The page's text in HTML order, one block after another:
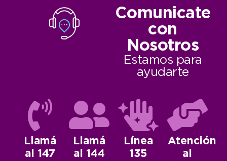
Comunicate
con
Nosotros
Estamos para
ayudarte
Llamá
al 147
Llamá
al 144
Línea
135
Atención
al